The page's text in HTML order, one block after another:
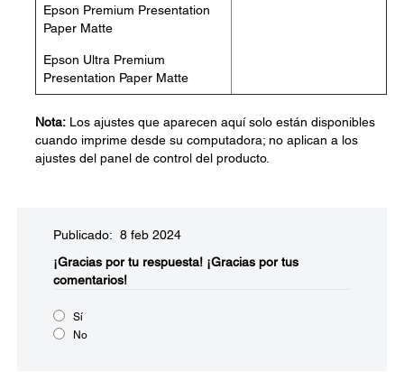
Epson Premium Presentation
Paper Matte
Epson Ultra Premium
Presentation Paper Matte
Nota: Los ajustes que aparecen aquí solo están disponibles
cuando imprime desde su computadora; no aplican a los
ajustes del panel de control del producto.
Publicado: 8 feb 2024
¡Gracias por tu respuesta! ¡Gracias por tus
comentarios!
Sí
No